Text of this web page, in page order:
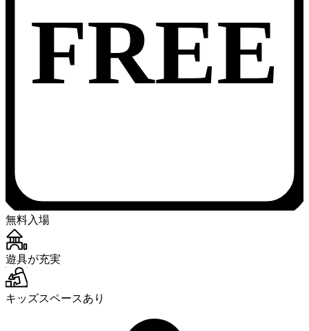
FREE
無料入場
遊具が充実
キッズスペースあり